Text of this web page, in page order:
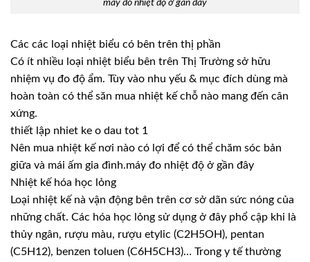
máy đo nhiệt độ ở gần đây
Các các loại nhiệt biểu có bên trên thị phần
Có ít nhiều loại nhiệt biểu bên trên Thị Trường sở hữu
nhiệm vụ đo độ ẩm. Tùy vào nhu yếu & mục đích dùng mà
hoàn toàn có thể săn mua nhiệt kế chỗ nào mang đến cân
xứng.
thiết lập nhiet ke o dau tot 1
Nên mua nhiệt kế nơi nào có lợi để có thể chăm sóc bản
giữa và mái ấm gia đình.máy đo nhiệt độ ở gần đây
Nhiệt kế hóa học lỏng
Loại nhiệt kế nà vận động bên trên cơ sở dãn sức nóng của
những chất. Các hóa học lỏng sử dụng ở đây phổ cập khi là
thủy ngân, rượu màu, rượu etylic (C2H5OH), pentan
(C5H12), benzen toluen (C6H5CH3)… Trong y tế thường